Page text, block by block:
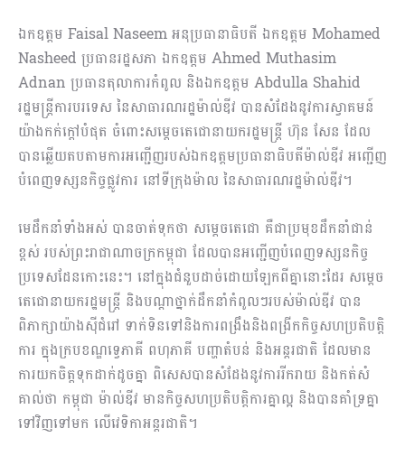
ឯកឧត្តម Faisal Naseem អនុប្រធានាធិបតី ឯកឧត្តម Mohamed
Nasheed ប្រធានរដ្ឋសភា ឯកឧត្តម Ahmed Muthasim
Adnan ប្រធានតុលាការកំពូល និងឯកឧត្តម Abdulla Shahid
រដ្ឋមន្រ្តីការបរទេស នៃសាធារណរដ្ឋម៉ាល់ឌីវ បានសំដែងនូវការស្វាគមន៍
យ៉ាងកក់ក្តៅបំផុត ចំពោះសម្តេចតេជោនាយករដ្ឋមន្រ្តី ហ៊ុន សែន ដែល
បានឆ្លើយតបតាមការអញ្ជើញរបស់ឯកឧត្តមប្រធានាធិបតីម៉ាល់ឌីវ អញ្ជើញ
បំពេញទស្សនកិច្ចផ្លូវការ នៅទីក្រុងម៉ាល នៃសាធារណរដ្ឋម៉ាល់ឌីវ។
មេដឹកនាំទាំងអស់ បានចាត់ទុកថា សម្តេចតេជោ គឺជាប្រមុខដឹកនាំជាន់
ខ្ពស់ របស់ព្រះរាជាណាចក្រកម្ពុជា ដែលបានអញ្ជើញបំពេញទស្សនកិច្ច
ប្រទេសដែនកោះនេះ។ នៅក្នុងជំនួបដាច់ដោយឡែកពីគ្នានោះដែរ សម្តេច
តេជោនាយករដ្ឋមន្រ្តី និងបណ្តាថ្នាក់ដឹកនាំកំពូលៗរបស់ម៉ាល់ឌីវ បាន
ពិភាក្សាយ៉ាងស៊ីជំរៅ ទាក់ទិនទៅនិងការពង្រឹងនិងពង្រីកកិច្ចសហប្រតិបត្តិ
ការ ក្នុងក្របខណ្ឌទ្វេភាគី ពហុភាគី បញ្ហាតំបន់ និងអន្តរជាតិ ដែលមាន
ការយកចិត្តទុកដាក់ដូចគ្នា ពិសេសបានសំដែងនូវការរីករាយ និងកត់សំ
គាល់ថា កម្ពុជា ម៉ាល់ឌីវ មានកិច្ចសហប្រតិបត្តិការគ្នាល្អ និងបានគាំទ្រគ្នា
ទៅវិញទៅមក លើវេទិកាអន្តរជាតិ។